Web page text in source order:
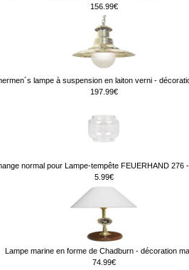
156.99€
lampe à suspension en laiton verni -
197.99€
normal pour Lampe-tempête FEUERHAND 276
5.99€
Lampe marine en forme de Chadburn - décoration
74.99€